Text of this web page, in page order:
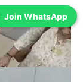
Join WhatsApp